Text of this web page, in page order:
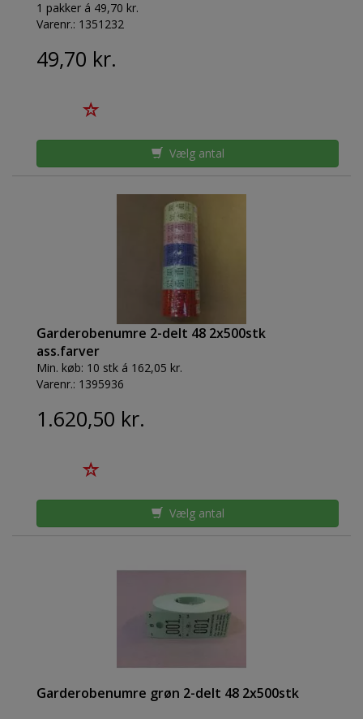
1 pakker á 49,70 kr.
Varenr.: 1351232
49,70 kr.
Vælg antal
Garderobenumre 2-delt 48 2x500stk
ass.farver
Min. køb: 10 stk á 162,05 kr.
Varenr.: 1395936
1.620,50 kr.
Vælg antal
Garderobenumre grøn 2-delt 48 2x500stk